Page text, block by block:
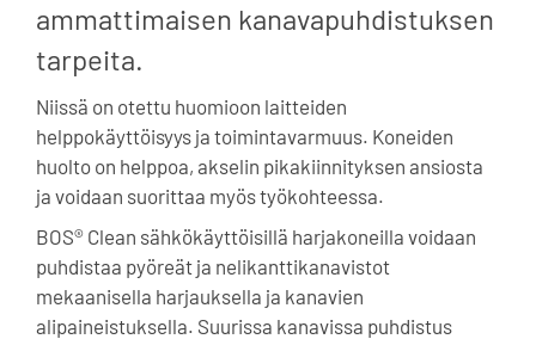
ammattimaisen kanavapuhdistuksen
tarpeita.
Niissä on otettu huomioon laitteiden
helppokäyttöisyys ja toimintavarmuus. Koneiden
huolto on helppoa, akselin pikakiinnityksen ansiosta
ja voidaan suorittaa myös työkohteessa.
BOS® Clean sähkökäyttöisillä harjakoneilla voidaan
puhdistaa pyöreät ja nelikanttikanavistot
mekaanisella harjauksella ja kanavien
alipaineistuksella. Suurissa kanavissa puhdistus